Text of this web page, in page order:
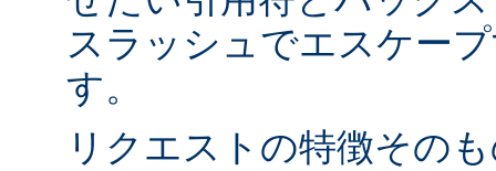
スラッシュでエスケー
す。
リクエストの特徴その